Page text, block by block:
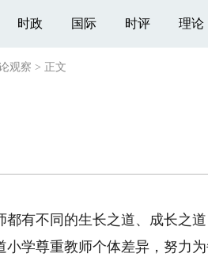
时政 国际 时评 理论
观察 > 正文
不同的生长之道、成长之道
小学尊重教师个体差异，努力